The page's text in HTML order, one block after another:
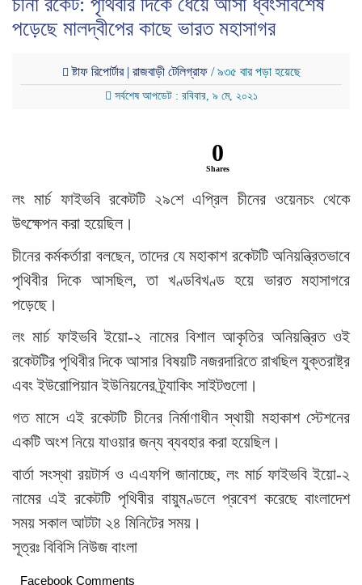
পড়েছে মালদ্বীপের কাছে ভারত মহাসাগর
ষ্টাফ রিপোর্টার | রাজবাড়ী টেলিগ্রাফ / ৯৩৫ বার পড়া হয়েছে
সর্বশেষ আপডেট : রবিবার, ৯ মে, ২০২১
0
Shares
লং মার্চ ফাইভবি রকেটটি ২৯শে এপ্রিল চীনের ওয়েনচং থেকে
উৎক্ষেপন করা হয়েছিল।
চীনের কর্মকর্তারা বলছেন, তাদের যে মহাকাশ রকেটটি অনিয়ন্ত্রিতভাবে
পৃথিবীর দিকে আসছিল, তা খণ্ডবিখণ্ড হয়ে ভারত মহাসাগরে
পড়েছে।
লং মার্চ ফাইভবি ইয়ো-২ নামের বিশাল আকৃতির অনিয়ন্ত্রিত ওই
রকেটটির পৃথিবীর দিকে আসার বিষয়টি নজরদারিতে রাখছিল যুক্তরাষ্ট্র
এবং ইউরোপিয়ান ইউনিয়নের ট্র্যাকিং সাইটগুলো।
গত মাসে এই রকেটটি চীনের নির্মাণাধীন স্থায়ী মহাকাশ স্টেশনের
একটি অংশ নিয়ে যাওয়ার জন্য ব্যবহার করা হয়েছিল।
বার্তা সংস্থা রয়টার্স ও এএফপি জানাচ্ছে, লং মার্চ ফাইভবি ইয়ো-২
নামের এই রকেটটি পৃথিবীর বায়ুমণ্ডলে প্রবেশ করেছে বাংলাদেশ
সময় সকাল আটটা ২৪ মিনিটের সময়।
সূত্রঃ বিবিসি নিউজ বাংলা
Facebook Comments